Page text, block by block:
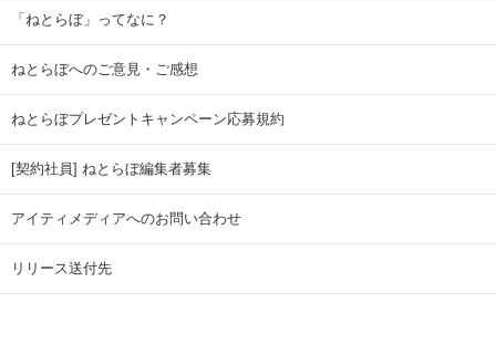
「ねとらぼ」ってなに？
ねとらぼへのご意見・ご感想
ねとらぼプレゼントキャンペーン応募規約
[契約社員] ねとらぼ編集者募集
アイティメディアへのお問い合わせ
リリース送付先